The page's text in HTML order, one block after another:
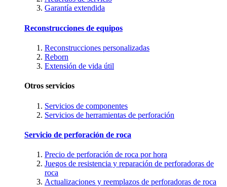
Garantía extendida
Reconstrucciones de equipos
Reconstrucciones personalizadas
Reborn
Extensión de vida útil
Otros servicios
Servicios de componentes
Servicios de herramientas de perforación
Servicio de perforación de roca
Precio de perforación de roca por hora
Juegos de resistencia y reparación de perforadoras de
roca
Actualizaciones y reemplazos de perforadoras de roca